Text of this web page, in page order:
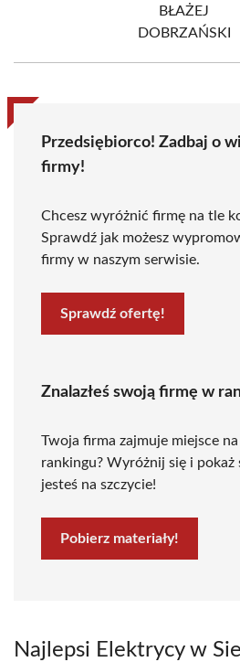
BŁAŻEJ
DOBRZAŃSKI
Przedsiębiorco! Zadbaj o
firmy!
Chcesz wyróżnić firmę na tle
Sprawdź jak możesz
firmy w naszym serwisie.
Sprawdź ofertę!
Znalazłeś swoją firmę w
Twoja firma zajmuje miejsce
rankingu? Wyróżnij się i
jesteś na szczycie!
Pobierz materiały!
Najlepsi Elektrycy w